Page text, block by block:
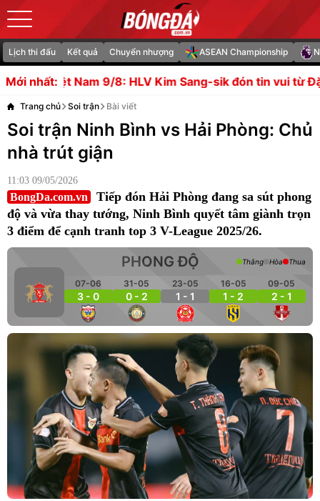
Lịch thi đấu Kết quả Chuyển nhượng ASEAN Championship
Mới nhất:
8: HLV Kim Sang-sik đón tin vui từ Đặng Văn Lâm;
Trang chủ Soi trận Bài viết
Soi trận Ninh Bình vs Hải Phòng: Chủ
nhà trút giận
11:03 09/05/2026
BongDa.com.vn
Tiếp đón Hải Phòng đang sa sút phong
độ và vừa thay tướng, Ninh Bình quyết tâm giành trọn
3 điểm để cạnh tranh top 3 V-League 2025/26.
PHONG ĐỘ
07-06
3 - 0
31-05
0 - 2
23-05
1 - 1
16-05
1 - 2
09-05
2 - 1
Thắng Hòa Thua